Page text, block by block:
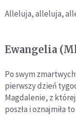
Alleluja, alleluja,
Ewangelia
Po swym
pierwszy dzień
Magdalenie, z
poszła i oznajmiła